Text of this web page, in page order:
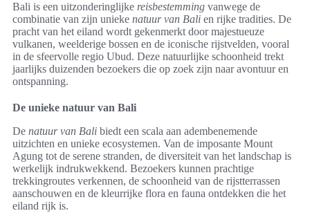
Bali is een uitzonderinglijke reisbestemming vanwege de
combinatie van zijn unieke natuur van Bali en rijke tradities. De
pracht van het eiland wordt gekenmerkt door majestueuze
vulkanen, weelderige bossen en de iconische rijstvelden, vooral
in de sfeervolle regio Ubud. Deze natuurlijke schoonheid trekt
jaarlijks duizenden bezoekers die op zoek zijn naar avontuur en
ontspanning.
De unieke natuur van Bali
De natuur van Bali biedt een scala aan adembenemende
uitzichten en unieke ecosystemen. Van de imposante Mount
Agung tot de serene stranden, de diversiteit van het landschap is
werkelijk indrukwekkend. Bezoekers kunnen prachtige
trekkingroutes verkennen, de schoonheid van de rijstterrassen
aanschouwen en de kleurrijke flora en fauna ontdekken die het
eiland rijk is.